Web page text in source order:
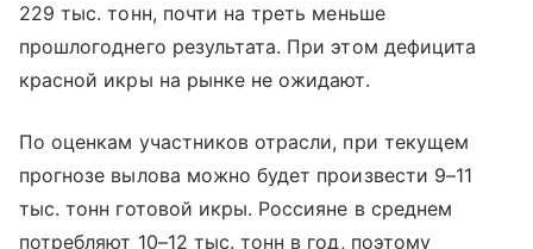
229 тыс. тонн, почти на треть меньше
прошлогоднего результата. При этом дефицита
красной икры на рынке не ожидают.
По оценкам участников отрасли, при текущем
прогнозе вылова можно будет произвести 9–11
тыс. тонн готовой икры. Россияне в среднем
потребляют 10–12 тыс. тонн в год, поэтому